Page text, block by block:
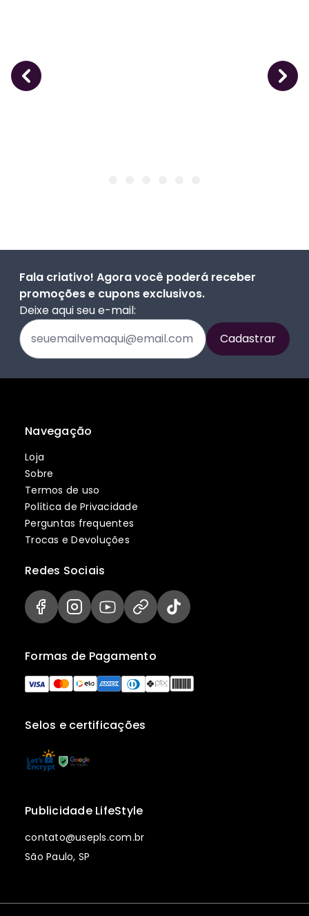
Fala criativo! Agora você poderá receber
promoções e cupons exclusivos.
Deixe aqui seu e-mail:
Navegação
Loja
Sobre
Termos de uso
Política de Privacidade
Perguntas frequentes
Trocas e Devoluções
Selos e certificações
Formas de Pagamento
Redes Sociais
Publicidade LifeStyle
contato@usepls.com.br
São Paulo, SP